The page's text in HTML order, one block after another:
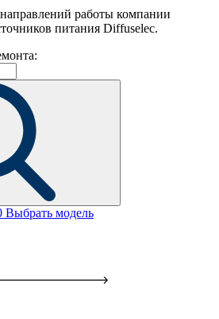
работы компании
питания Diffuselec.
Выбрать модель